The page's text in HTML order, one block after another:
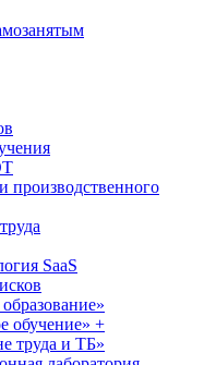
SaaS
обучение» +
труда и ТБ»